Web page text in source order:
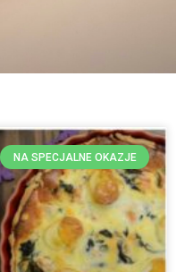
NA SPECJALNE OKAZJE